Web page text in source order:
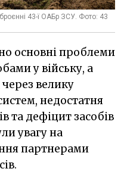
43-ї ОАБр ЗСУ. Фото: 43
основні проблеми
у війську, а
велику
недостатня
та дефіцит засобів
увагу на
партнерами